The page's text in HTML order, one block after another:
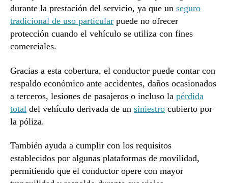
durante la prestación del servicio, ya que un seguro
tradicional de uso particular puede no ofrecer
protección cuando el vehículo se utiliza con fines
comerciales.
Gracias a esta cobertura, el conductor puede contar con
respaldo económico ante accidentes, daños ocasionados
a terceros, lesiones de pasajeros o incluso la pérdida
total del vehículo derivada de un siniestro cubierto por
la póliza.
También ayuda a cumplir con los requisitos
establecidos por algunas plataformas de movilidad,
permitiendo que el conductor opere con mayor